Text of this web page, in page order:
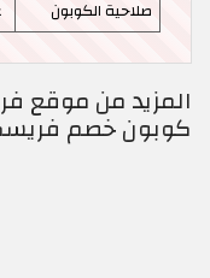
صلاحية الكوبون
المزيد من موقع
كوبون خصم فريسكا